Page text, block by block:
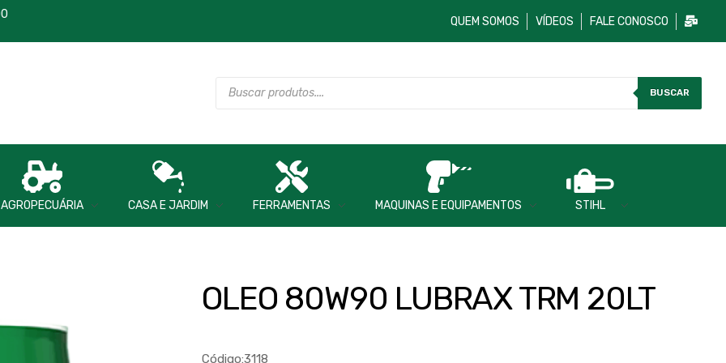
QUEM SOMOS VÍDEOS FALE CONOSCO
BUSCAR
AGROPECUÁRIA CASA E JARDIM FERRAMENTAS MAQUINAS E EQUIPAMENTOS STIHL
OLEO 80W90 LUBRAX TRM 20LT
Código:3118